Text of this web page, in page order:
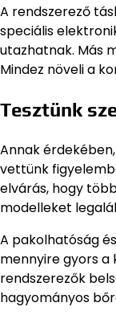
A rendszerező
speciális
utazhatnak. Más
Mindez növeli a
Tesztünk
Annak
vettünk
elvárás, hogy
modelleket
A pakolhatóság
mennyire gyors a
rendszerezők
hagyományos